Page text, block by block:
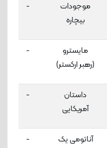
موجودات
بیچاره
-
مایسترو
(رهبر ارکستر)
-
داستان
آمریکایی
-
آناتومی یک
-